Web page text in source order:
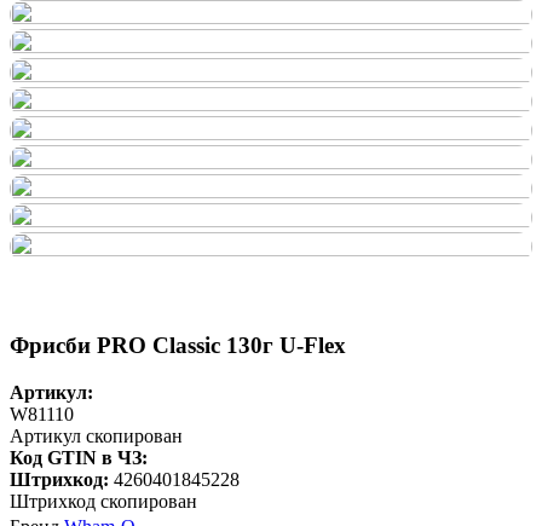
Фрисби PRO Classic 130г U-Flex
Артикул:
W81110
Артикул скопирован
Код GTIN в ЧЗ:
Штрихкод: 4260401845228
Штрихкод скопирован